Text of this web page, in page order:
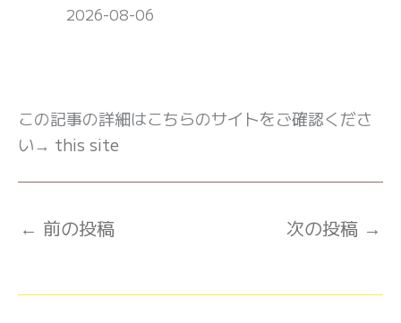
2026-08-06
この記事の詳細はこちらのサイトをご確認くださ
い→ this site
← 前の投稿 次の投稿 →